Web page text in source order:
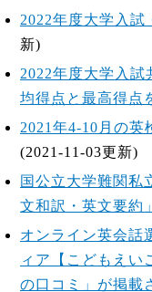
2022年度大学入試
新)
2022年度大学入
均得点と最高得点
2021年4-10月の英
(2021-11-03更新)
国公立大学難関私
文和訳・英文要約
オンライン英会話
ィア【こどもえい
の口コミ」が掲載